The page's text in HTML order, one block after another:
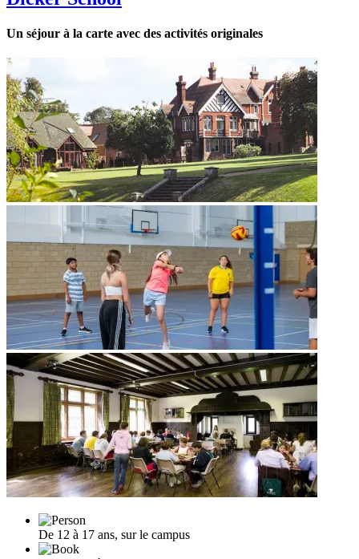
Un séjour à la carte avec des activités originales
De 12 à 17 ans, sur le campus